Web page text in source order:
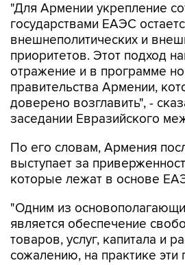
"Для Армении укрепление
государствами ЕАЭС
внешнеполитических и
приоритетов. Этот подход
отражение и в программе
правительства Армении,
доверено возглавить", -
заседании Евразийского
По его словам, Армения
выступает за
которые лежат в основе
"Одним из
является обеспечение
товаров, услуг, капитала и
сожалению, на практике эти